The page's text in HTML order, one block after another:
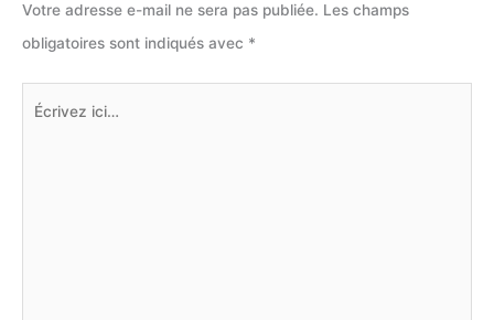
Votre adresse e-mail ne sera pas publiée. Les champs
obligatoires sont indiqués avec *